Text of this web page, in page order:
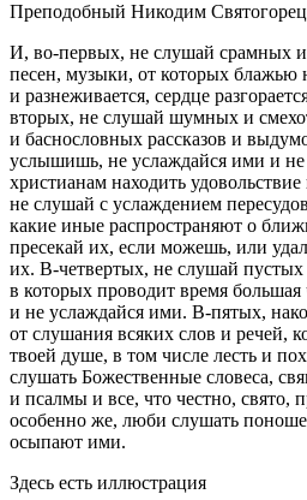
Преподобный Никодим Святогорец
И, во-первых, не слушай срамных и
песен, музыки, от которых блажью
и разнеживается, сердце
вторых, не слушай шумных и
и баснословных рассказов и
услышишь, не услаждайся ими и
христианам находить
не слушай с услаждением
какие иные распространяют о
пресекай их, если можешь, или
их. В-четвертых, не слушай пустых
в которых проводит время
и не услаждайся ими. В-пятых,
от слушания всяких слов и речей,
твоей душе, в том числе лесть и
слушать Божественные словеса,
и псалмы и все, что честно, свято,
особенно же, люби слушать
осыпают ими.
Здесь есть иллюстрация